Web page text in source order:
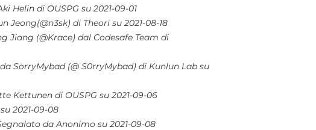
Helin di OUSPG su 2021-09-01
Jeong(@n3sk) di Theori su 2021-08-18
Jiang (@Krace) dal Codesafe Team di
SorryMybad (@ S0rryMybad) di Kunlun Lab su
Kettunen di OUSPG su 2021-09-06
2021-09-08
da Anonimo su 2021-09-08